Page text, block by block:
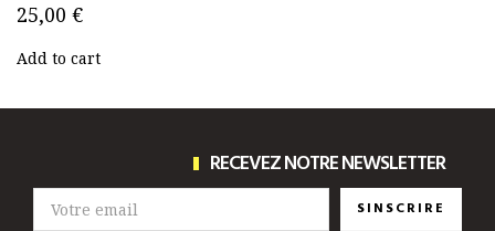
25,00 €
Add to cart
RECEVEZ NOTRE NEWSLETTER
SINSCRIRE